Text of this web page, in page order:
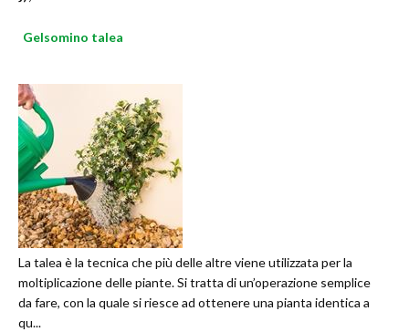
Gelsomino talea
La talea è la tecnica che più delle altre viene utilizzata per la
moltiplicazione delle piante. Si tratta di un’operazione semplice
da fare, con la quale si riesce ad ottenere una pianta identica a
qu...